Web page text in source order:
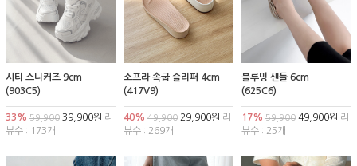
시티 스니커즈 9cm
(903C5)
33% 59,900 39,900원 리
뷰수 : 173개
소프라 속굽 슬리퍼 4cm
(417V9)
40% 49,90029,900원 리
뷰수 : 269개
블루밍 샌들 6cm
(625C6)
17% 59,90049,900원 리
뷰수 : 25개